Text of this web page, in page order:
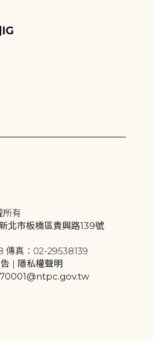
所有
北市板橋區貴興路139號
傳真：02-29538139
| 隱私權聲明